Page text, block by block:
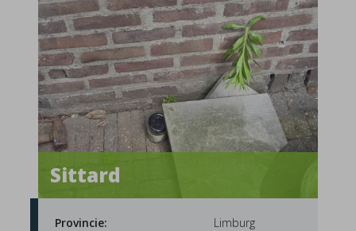
Sittard
Provincie:
Limburg